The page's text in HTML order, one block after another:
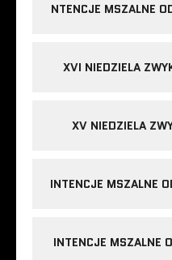
NTENCJE MSZALNE
XVI NIEDZIELA
XV NIEDZIELA
INTENCJE MSZALNE
INTENCJE MSZALNE